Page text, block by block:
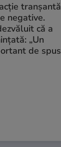
tranșantă
negative.
că a
„Un
de spus